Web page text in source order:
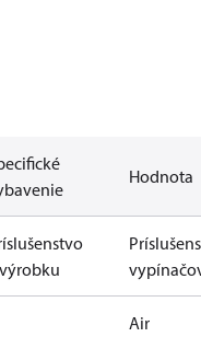
Hodnota
Air